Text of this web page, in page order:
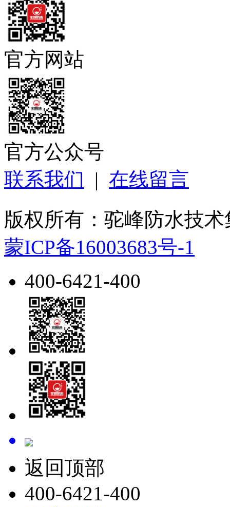
官方网站
官方公众号
联系我们 | 在线留言
版权所有：驼峰防水技
蒙ICP备16003683号-1
400-6421-400
返回顶部
400-6421-400